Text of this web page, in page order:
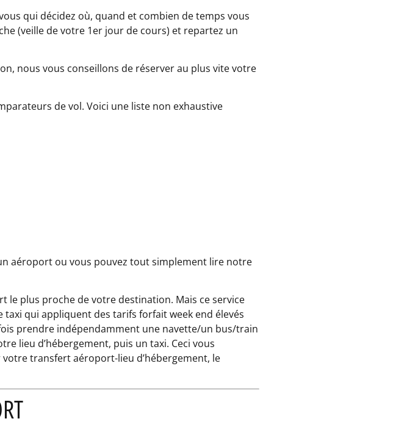
qui décidez où, quand et combien de temps vous
(veille de votre 1er jour de cours) et repartez un
nous vous conseillons de réserver au plus vite votre
de vol. Voici une liste non exhaustive
aéroport ou vous pouvez tout simplement lire notre
le plus proche de votre destination. Mais ce service
qui appliquent des tarifs forfait week end élevés
prendre indépendamment une navette/un bus/train
lieu d’hébergement, puis un taxi. Ceci vous
transfert aéroport-lieu d’hébergement, le